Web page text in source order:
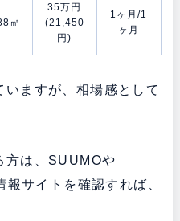
㎡
35万円
(21,450
円)
1ヶ月/1
ヶ月
ますが、相場感として
方は、SUUMOや
サイトを確認すれば、